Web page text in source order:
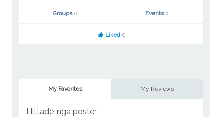
Groups 0 Events 0
Liked 0
My Favorites My Reviews
Hittade inga poster